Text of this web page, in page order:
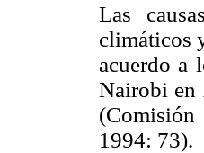
Las
climáticos
acuerdo a
Nairobi en
(Comisión
1994: 73).